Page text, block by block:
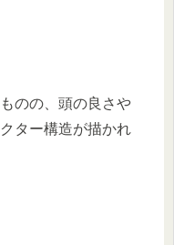
のの、頭の良さや
ター構造が描かれ